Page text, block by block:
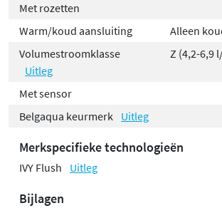
Met rozetten
Warm/koud aansluiting
Alleen
Volumestroomklasse
Uitleg
Z (4,2-6,9
Met sensor
Belgaqua keurmerk Uitleg
Merkspecifieke technologieën
IVY Flush Uitleg
Bijlagen